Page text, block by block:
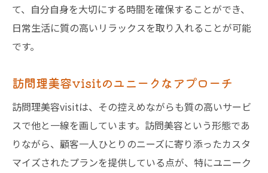
て、自分自身を大切にする時間を確保することができ、
日常生活に質の高いリラックスを取り入れることが可能
です。
訪問理美容visitのユニークなアプローチ
訪問理美容visitは、その控えめながらも質の高いサービ
スで他と一線を画しています。訪問美容という形態であ
りながら、顧客一人ひとりのニーズに寄り添ったカスタ
マイズされたプランを提供している点が、特にユニーク